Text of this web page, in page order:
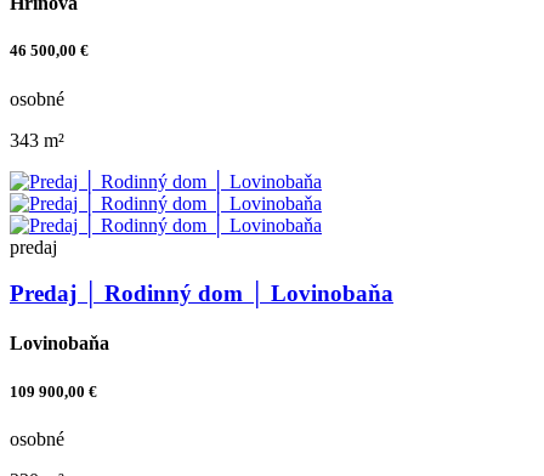
46 500,00 €
osobné
343 m²
predaj
Predaj │ Rodinný dom │ Lovinobaňa
Lovinobaňa
109 900,00 €
osobné